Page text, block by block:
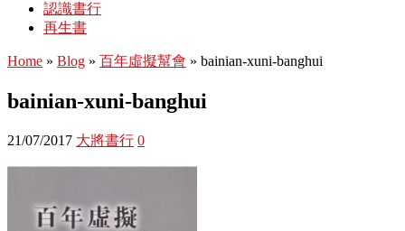
認識書行
再生書
Home » Blog » 百年虛擬幫會 » bainian-xuni-banghui
bainian-xuni-banghui
21/07/2017 大將書行 0